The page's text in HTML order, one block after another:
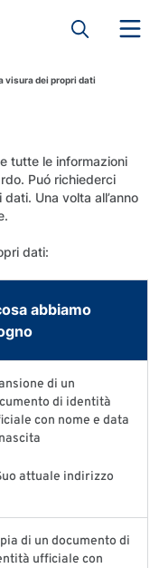
visura dei propri dati
tutte le informazioni
Puó richiederci
Una volta all’anno
dati:
abbiamo
di un
di identità
con nome e data
attuale indirizzo
di un documento di
ufficiale con